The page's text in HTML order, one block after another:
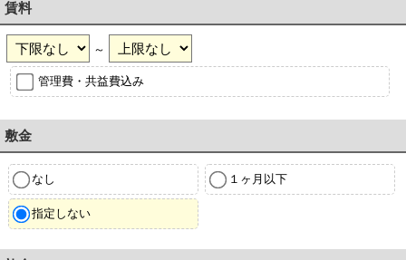
賃料
～
管理費・共益費込み
敷金
なし １ヶ月以下
指定しない